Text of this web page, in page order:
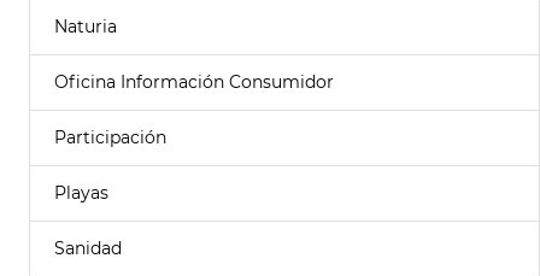
Naturia
Oficina Información Consumidor
Participación
Playas
Sanidad